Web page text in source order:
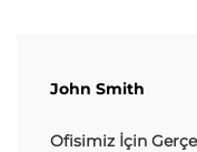
John Smith
Ofisimiz İçin